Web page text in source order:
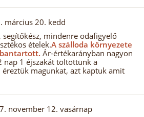
március 20. kedd
segítőkész, mindenre odafigyelő
ételek.A szálloda környezete
Ár-értékarányban nagyon
nap 1 éjszakát töltöttünk a
magunkat, azt kaptuk amit
november 12. vasárnap